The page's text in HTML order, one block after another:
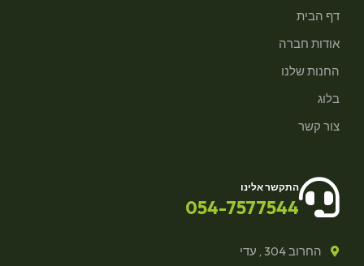
דף הבית
אודות חברה
החנות שלנו
בלוג
צור קשר
התקשר אלינו
054-7577544
החרוב 304 , עדי